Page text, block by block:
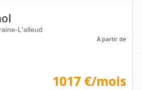
L'alleud
À partir de
1017 €/mois